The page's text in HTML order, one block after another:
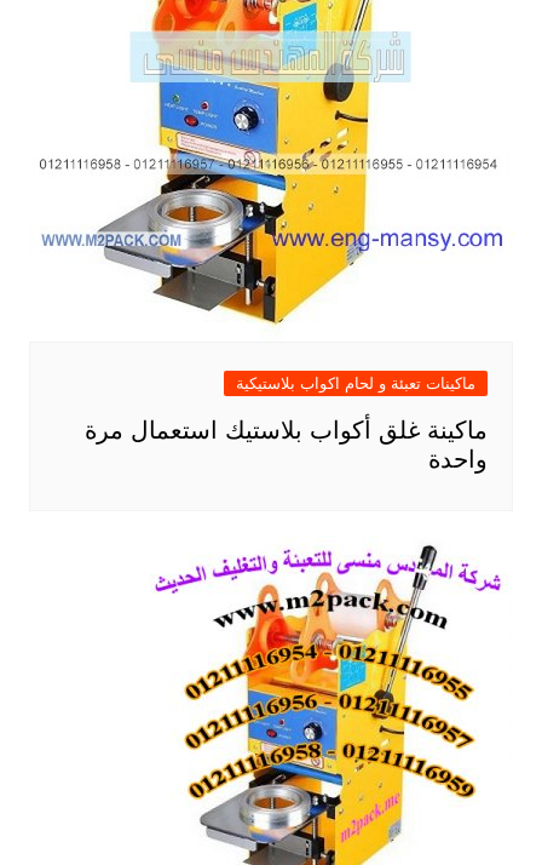
ماكينات تعبئة و لحام اكواب بلاستيكية
ماكينة غلق أكواب بلاستيك استعمال مرة
واحدة